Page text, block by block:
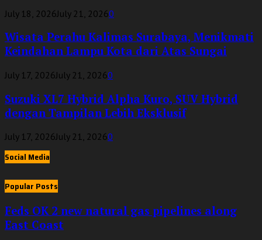
July 18, 2026July 21, 20260
Wisata Perahu Kalimas Surabaya, Menikmati
Keindahan Lampu Kota dari Atas Sungai
July 17, 2026July 21, 20260
Suzuki XL7 Hybrid Alpha Kuro, SUV Hybrid
dengan Tampilan Lebih Eksklusif
July 17, 2026July 21, 20260
Social Media
Popular Posts
Feds OK 2 new natural gas pipelines along
East Coast